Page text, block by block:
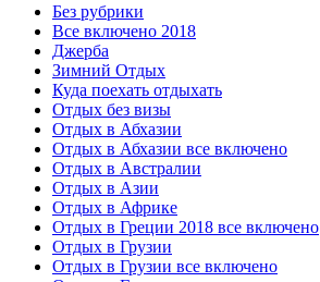
Без рубрики
Все включено 2018
Джерба
Зимний Отдых
Куда поехать отдыхать
Отдых без визы
Отдых в Абхазии
Отдых в Абхазии все включено
Отдых в Австралии
Отдых в Азии
Отдых в Африке
Отдых в Греции 2018 все включено
Отдых в Грузии
Отдых в Грузии все включено